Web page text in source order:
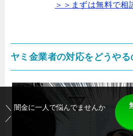
＞＞まずは無料で相
ヤミ金業者の対応をどうやる
＼ 闇金に一人で悩んでませんか
／